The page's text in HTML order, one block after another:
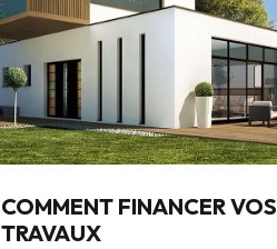
COMMENT FINANCER VOS
TRAVAUX